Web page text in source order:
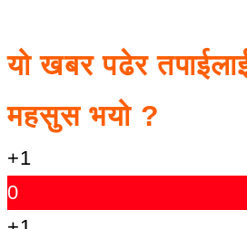
यो खबर पढेर
महसुस भयो ?
+1
0